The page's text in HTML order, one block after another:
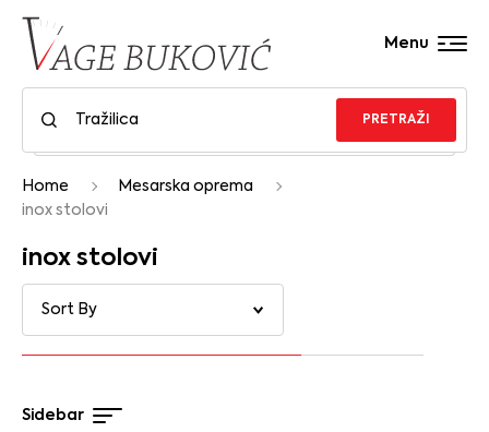
PRETRAŽI
Menu
Home
Mesarska oprema
inox stolovi
inox stolovi
Sidebar